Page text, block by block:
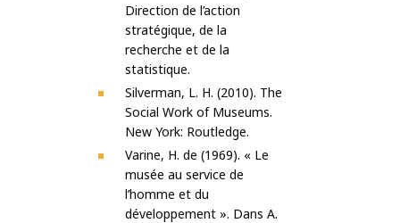
Direction de l’action
stratégique, de la
recherche et de la
statistique.
Silverman, L. H. (2010). The
Social Work of Museums.
New York: Routledge.
Varine, H. de (1969). « Le
musée au service de
l’homme et du
développement ». Dans A.